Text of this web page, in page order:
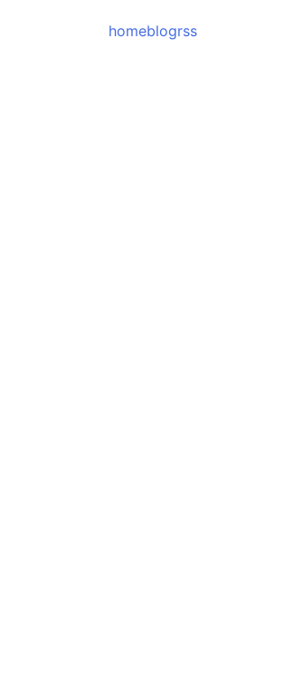
homeblogrss